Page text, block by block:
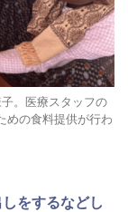
。医療スタッフの
めの食料提供が行わ
をするなどし